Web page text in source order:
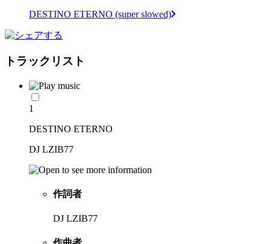
DESTINO ETERNO (super slowed)
トラックリスト
1
DESTINO ETERNO
DJ LZIB77
作詞者
DJ LZIB77